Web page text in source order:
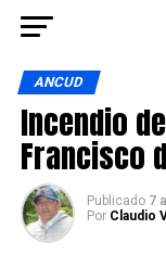
ANCUD
Incendio
Francisco
Publicado 7
Por Claudio